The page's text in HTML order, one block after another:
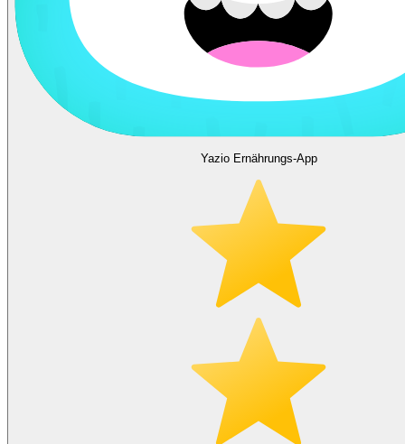
Yazio Ernährungs-App